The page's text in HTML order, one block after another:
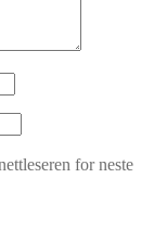
for neste